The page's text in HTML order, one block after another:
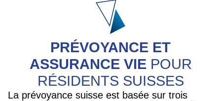
PRÉVOYANCE ET
ASSURANCE VIEPOUR
RÉSIDENTS SUISSES
La prévoyance suisse est basée sur trois